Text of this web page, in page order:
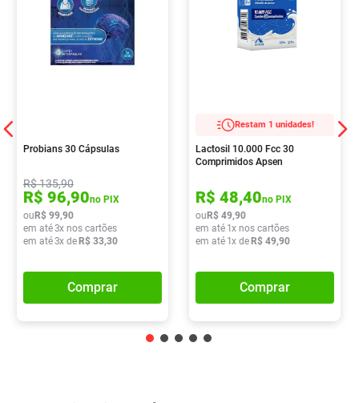
Probians 30 Cápsulas
R$135,90
R$ 96,90no PIX
ou R$ 99,90
em até3x nos cartões
em até3x de R$ 33,30
Comprar
Restam 1 unidades!
Lactosil 10.000 Fcc 30
Comprimidos Apsen
R$ 48,40no PIX
ou R$ 49,90
em até 1x nos cartões
em até 1x de R$ 49,90
Comprar